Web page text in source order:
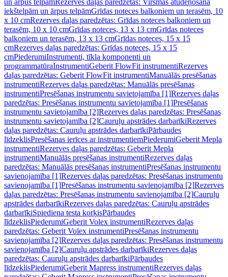
un ārpus telpāmRezerves daļas paredzētas: Virsmas atūdeņošana
iekštelpām un ārpus telpāmGrīdas noteces balkoniem un terasēm, 10
x 10 cmRezerves daļas paredzētas: Grīdas noteces balkoniem un
terasēm, 10 x 10 cmGrīdas noteces, 13 x 13 cmGrīdas noteces
balkoniem un terasēm, 13 x 13 cmGrīdas noteces, 15 x 15
cmRezerves daļas paredzētas: Grīdas noteces, 15 x 15
cmPiederumiInstrumenti, tīkla komponenti un
programmatūraInstrumentiGeberit FlowFit instrumentiRezerves
daļas paredzētas: Geberit FlowFit instrumentiManuālās presēšanas
instrumentiRezerves daļas paredzētas: Manuālās presēšanas
instrumentiPresēšanas instrumentu savietojamība [1]Rezerves daļas
paredzētas: Presēšanas instrumentu savietojamība [1]Presēšanas
instrumentu savietojamība [2]Rezerves daļas paredzētas: Presēšanas
instrumentu savietojamība [2]Cauruļu apstrādes darbarīkiRezerves
daļas paredzētas: Cauruļu apstrādes darbarīkiPārbaudes
līdzeklisPresēšanas ierīces ar instrumentiemPiederumiGeberit Mepla
instrumentiRezerves daļas paredzētas: Geberit Mepla
instrumentiManuālās presēšanas instrumentiRezerves daļas
paredzētas: Manuālās presēšanas instrumentiPresēšanas instrumentu
savienojamība [1]Rezerves daļas paredzētas: Presēšanas instrumentu
savienojamība [1]Presēšanas instrumentu savienojamība [2]Rezerves
daļas paredzētas: Presēšanas instrumentu savienojamība [2]Cauruļu
apstrādes darbarīkiRezerves daļas paredzētas: Cauruļu apstrādes
darbarīkiSpiediena testa korķisPārbaudes
līdzeklisPiederumiGeberit Volex instrumentiRezerves daļas
paredzētas: Geberit Volex instrumentiPresēšanas instrumentu
savienojamība [2]Rezerves daļas paredzētas: Presēšanas instrumentu
savienojamība [2]Cauruļu apstrādes darbarīkiRezerves daļas
paredzētas: Cauruļu apstrādes darbarīkiPārbaudes
līdzeklisPiederumiGeberit Mapress instrumentiRezerves daļas